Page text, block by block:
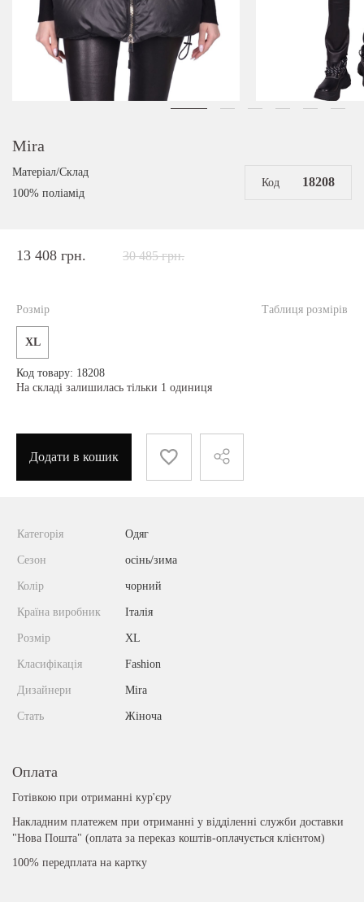
Mira
Матеріал/Склад
100% поліамід
Код 18208
13 408 грн. 30 485 грн.
Таблиця розмірів
Розмір
XL
Код товару: 18208
На складі залишилась тільки 1 одиниця
Додати в кошик
Категорія Одяг
Сезон осінь/зима
Колір чорний
Країна виробник Італія
Розмір XL
Класифікація Fashion
Дизайнери Mira
Стать Жіноча
Оплата
Готівкою при отриманні кур'єру
Накладним платежем при отриманні у відділенні служби доставки
"Нова Пошта" (оплата за переказ коштів-оплачується клієнтом)
100% передплата на картку